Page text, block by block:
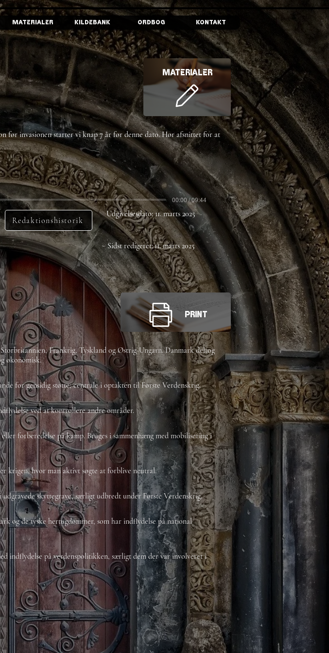
Materialer Kildebank Ordbog Kontakt
Materialer
før invasionen starter vi knap 7 år før denne dato. Hør afsnittet for at
00:00 / 09:44
Redaktionshistorik
Udgivelsesdato:11. marts 2025
Sidst redigeret:11. marts 2025
Print
Frankrig, Tyskland og Østrig-Ungarn. Danmark deltog
økonomisk.
for gensidig støtte; centrale i optakten til Første Verdenskrig.
ved at kontrollere andre områder.
forberedelse på kamp. Bruges i sammenhæng med mobilisering i
krigen, hvor man aktivt søgte at forblive neutral.
skyttegrave, særligt udbredt under Første Verdenskrig.
og de tyske hertugdømmer, som har indflydelse på national
indflydelse på verdenspolitikken, særligt dem der var involveret i